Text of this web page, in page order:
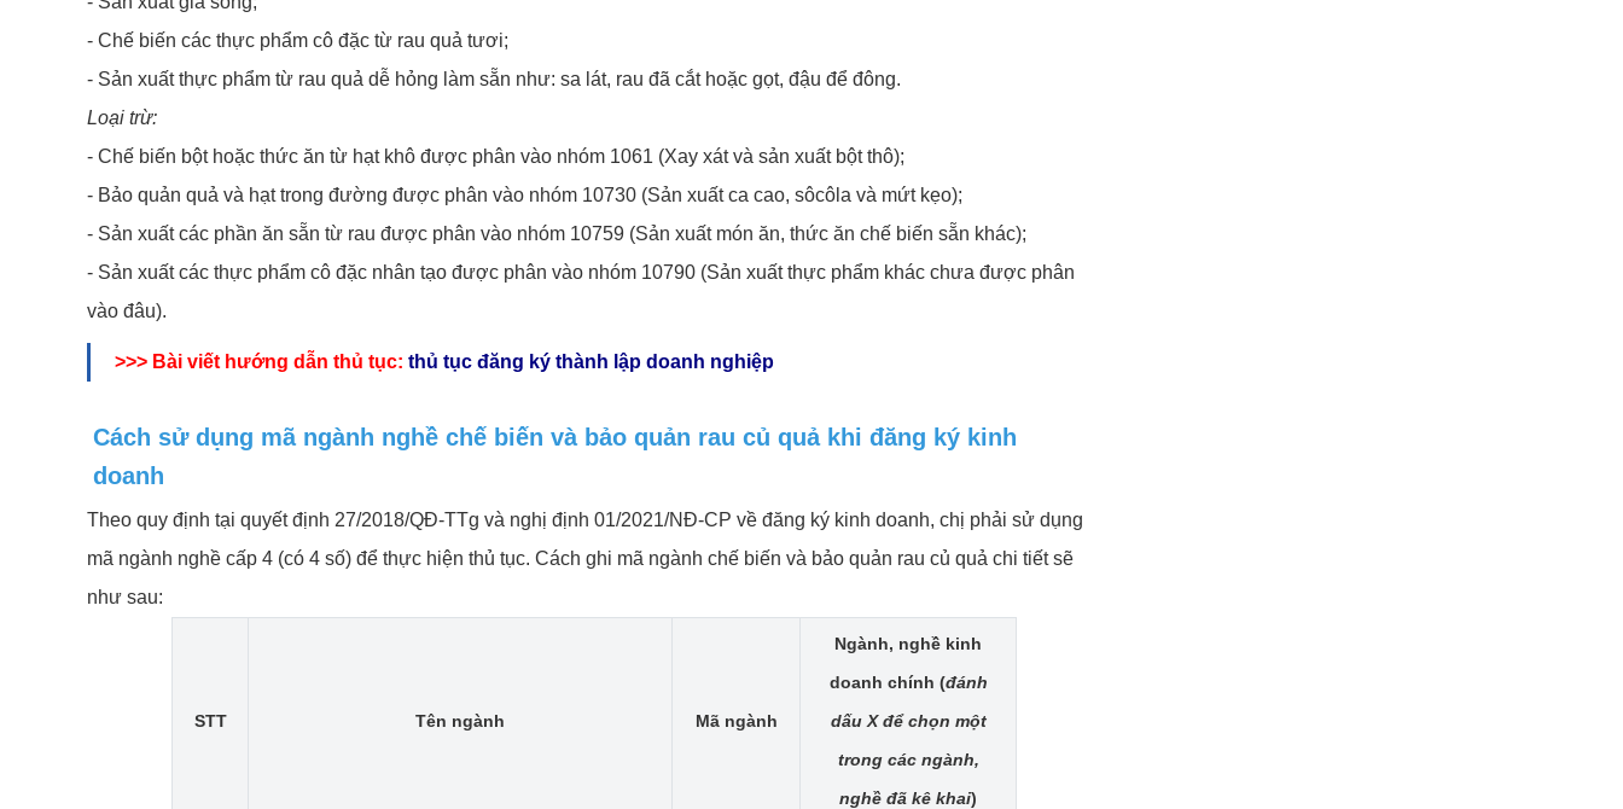
- Chế biến các thực phẩm cô đặc từ rau quả tươi;
- Sản xuất thực phẩm từ rau quả dễ hỏng làm sẵn như: sa lát, rau đã cắt hoặc gọt, đậu để đông.
Loại trừ:
- Chế biến bột hoặc thức ăn từ hạt khô được phân vào nhóm 1061 (Xay xát và sản xuất bột thô);
- Bảo quản quả và hạt trong đường được phân vào nhóm 10730 (Sản xuất ca cao, sôcôla và mứt kẹo);
- Sản xuất các phần ăn sẵn từ rau được phân vào nhóm 10759 (Sản xuất món ăn, thức ăn chế biến sẵn khác);
- Sản xuất các thực phẩm cô đặc nhân tạo được phân vào nhóm 10790 (Sản xuất thực phẩm khác chưa được phân
vào đâu).
>>> Bài viết hướng dẫn thủ tục: thủ tục đăng ký thành lập doanh nghiệp
Cách sử dụng mã ngành nghề chế biến và bảo quản rau củ quả khi đăng ký kinh
doanh
Theo quy định tại quyết định 27/2018/QĐ-TTg và nghị định 01/2021/NĐ-CP về đăng ký kinh doanh, chị phải sử dụng
mã ngành nghề cấp 4 (có 4 số) để thực hiện thủ tục. Cách ghi mã ngành chế biến và bảo quản rau củ quả chi tiết sẽ
như sau:
STT Tên ngành Mã ngành
Ngành, nghề kinh
doanh chính (đánh
dấu X để chọn một
trong các ngành,
nghề đã kê khai)